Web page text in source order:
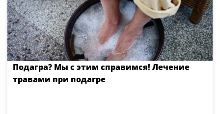
Подагра? Мы с этим справимся! Лечение
травами при подагре